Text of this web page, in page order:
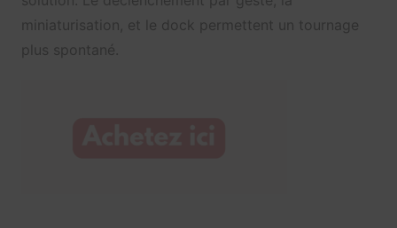
miniaturisation, et le dock permettent un tournage
plus spontané.